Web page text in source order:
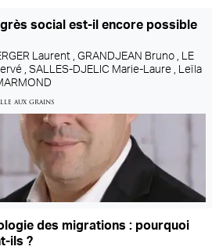
social est-il encore possible
Laurent , GRANDJEAN Bruno ,
LE
, SALLES-DJELIC Marie-Laure ,
Leïla
aux grains
des migrations : pourquoi
ils ?